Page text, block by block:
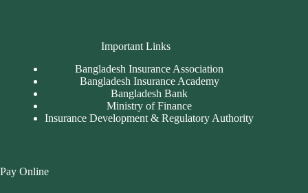
Important Links
Bangladesh Insurance Association
Bangladesh Insurance Academy
Bangladesh Bank
Ministry of Finance
Insurance Development & Regulatory Authority
Pay Online